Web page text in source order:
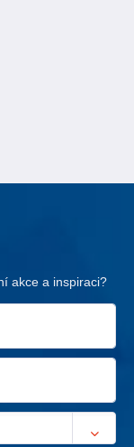
akce a inspiraci?